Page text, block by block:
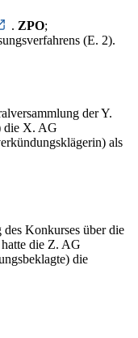
. ZPO;
(E. 2).
der Y.
die X. AG
als
Konkurses über die
die Z. AG
die